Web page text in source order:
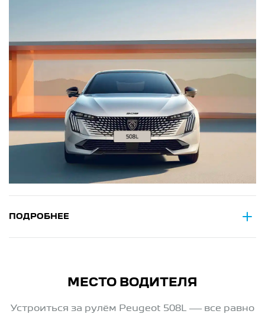
ПОДРОБНЕЕ
МЕСТО ВОДИТЕЛЯ
Устроиться за рулём Peugeot 508L — все равно